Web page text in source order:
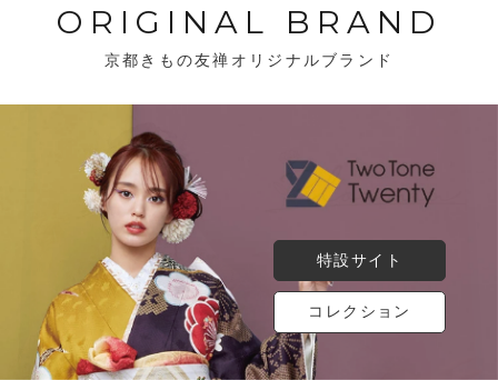
ORIGINAL BRAND
京都きもの友禅オリジナルブランド
特設サイト
コレクション